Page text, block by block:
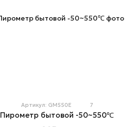
Артикул: GM550E 7
Пирометр бытовой -50~550℃